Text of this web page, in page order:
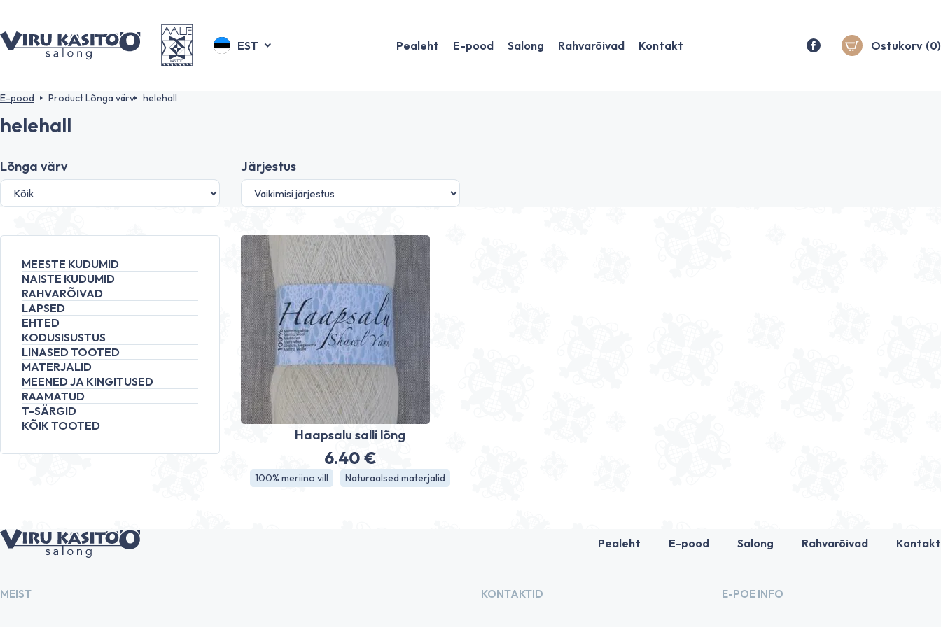
EST Pealeht E-pood Salong Rahvarõivad Kontakt Ostukorv (0)
E-pood Product Lõnga värv helehall
helehall
Lõnga värv Järjestus
MEESTE KUDUMID
NAISTE KUDUMID
RAHVARÕIVAD
LAPSED
EHTED
KODUSISUSTUS
LINASED TOOTED
MATERJALID
MEENED JA KINGITUSED
RAAMATUD
T-SÄRGID
KÕIK TOOTED
Haapsalu salli lõng
6.40 €
100% meriino vill Naturaalsed materjalid
Pealeht E-pood Salong Rahvarõivad Kontakt
MEIST KONTAKTID E-POE INFO